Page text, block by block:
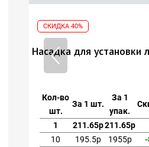
СКИДКА 40%
Насадка для установки
Кол-во
шт.
За 1 шт.
За 1
упак.
211.65р211.65р
195.5р 1955р
-8%